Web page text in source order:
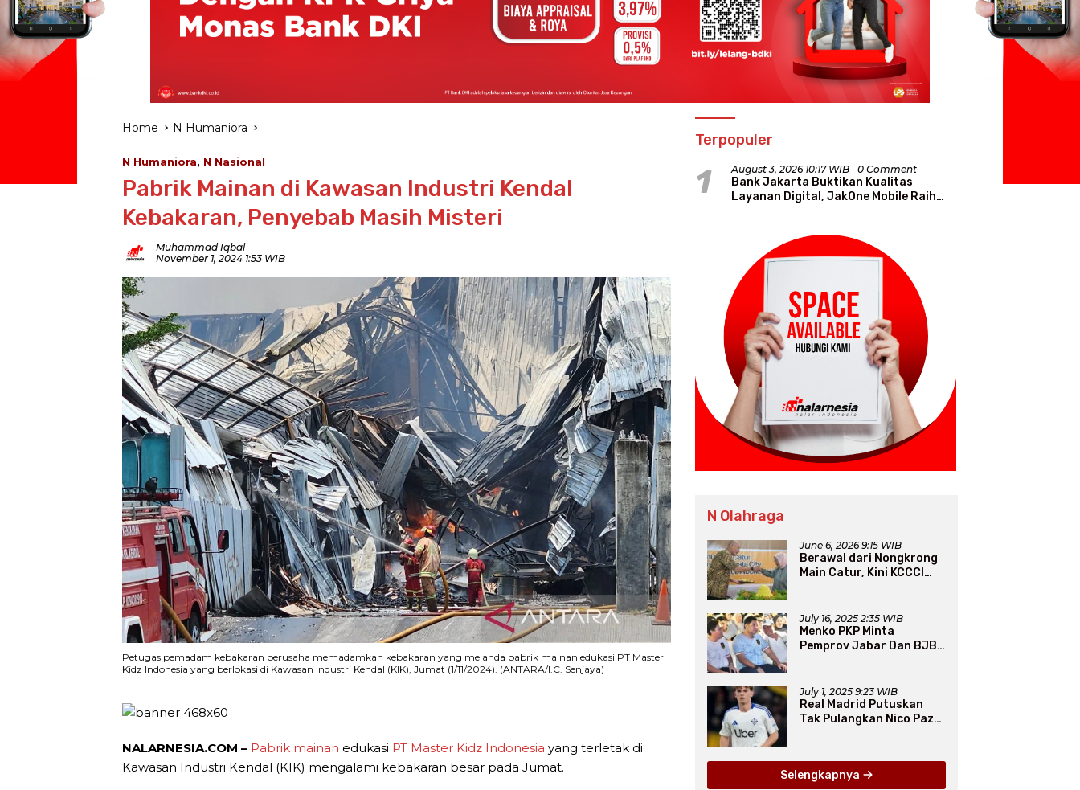
Home N Humaniora
N Humaniora, N Nasional
Pabrik Mainan di Kawasan Industri Kendal
Kebakaran, Penyebab Masih Misteri
Muhammad Iqbal
November 1, 2024 1:53 WIB
Petugas pemadam kebakaran berusaha memadamkan kebakaran yang melanda pabrik mainan edukasi PT Master
Kidz Indonesia yang berlokasi di Kawasan Industri Kendal (KIK), Jumat (1/11/2024). (ANTARA/I.C. Senjaya)
NALARNESIA.COM – Pabrik mainan edukasi PT Master Kidz Indonesia yang terletak di
Kawasan Industri Kendal (KIK) mengalami kebakaran besar pada Jumat.
Terpopuler
1 August 3, 2026 10:17 WIB 0 Comment
Bank Jakarta Buktikan Kualitas
Layanan Digital, JakOne Mobile Raih
N Olahraga
June 6, 2026 9:15 WIB
Berawal dari Nongkrong
Main Catur, Kini KCCCI
July 16, 2025 2:35 WIB
Menko PKP Minta
Pemprov Jabar Dan BJB
July 1, 2025 9:23 WIB
Real Madrid Putuskan
Tak Pulangkan Nico Paz
Selengkapnya